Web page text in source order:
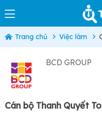
Trang chủ Việc làm
BCD GROUP
Cán bộ Thanh Quyết